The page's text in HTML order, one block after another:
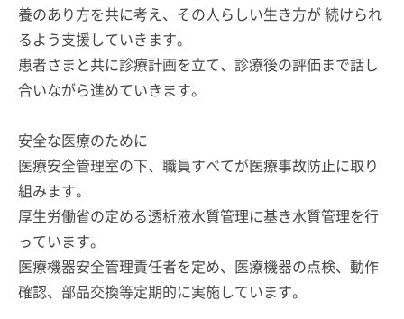
養のあり方を共に考え、その人らしい生き方が 続けられ
るよう支援していきます。
患者さまと共に診療計画を立て、診療後の評価まで話し
合いながら進めていきます。
安全な医療のために
医療安全管理室の下、職員すべてが医療事故防止に取り
組みます。
厚生労働省の定める透析液水質管理に基き水質管理を行
っています。
医療機器安全管理責任者を定め、医療機器の点検、動作
確認、部品交換等定期的に実施しています。